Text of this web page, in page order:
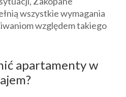
wszystkie wymagania
względem takiego
apartamenty w